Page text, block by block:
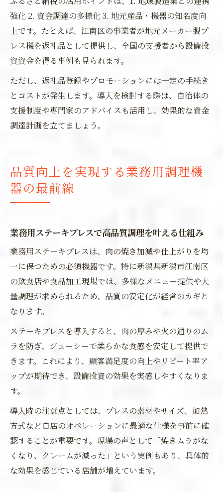
強化 2. 資金調達の多様化 3. 地元産品・機器の知名度向
上です。たとえば、江南区の事業者が地元メーカー製プ
レス機を返礼品として提供し、全国の支援者から設備投
資資金を得る事例も見られます。
ただし、返礼品登録やプロモーションには一定の手続き
とコストが発生します。導入を検討する際は、自治体の
支援制度や専門家のアドバイスも活用し、効果的な資金
調達計画を立てましょう。
品質向上を実現する業務用調理機
器の最前線
業務用ステーキプレスで高品質調理を叶える仕組み
業務用ステーキプレスは、肉の焼き加減や仕上がりを均
一に保つための必須機器です。特に新潟県新潟市江南区
の飲食店や食品加工現場では、多様なメニュー提供や大
量調理が求められるため、品質の安定化が経営のカギと
なります。
ステーキプレスを導入すると、肉の厚みや火の通りのム
ラを防ぎ、ジューシーで柔らかな食感を安定して提供で
きます。これにより、顧客満足度の向上やリピート率ア
ップが期待でき、設備投資の効果を実感しやすくなりま
す。
導入時の注意点としては、プレスの素材やサイズ、加熱
方式など自店のオペレーションに最適な仕様を事前に確
認することが重要です。現場の声として「焼きムラがな
くなり、クレームが減った」という実例もあり、具体的
な効果を感じている店舗が増えています。